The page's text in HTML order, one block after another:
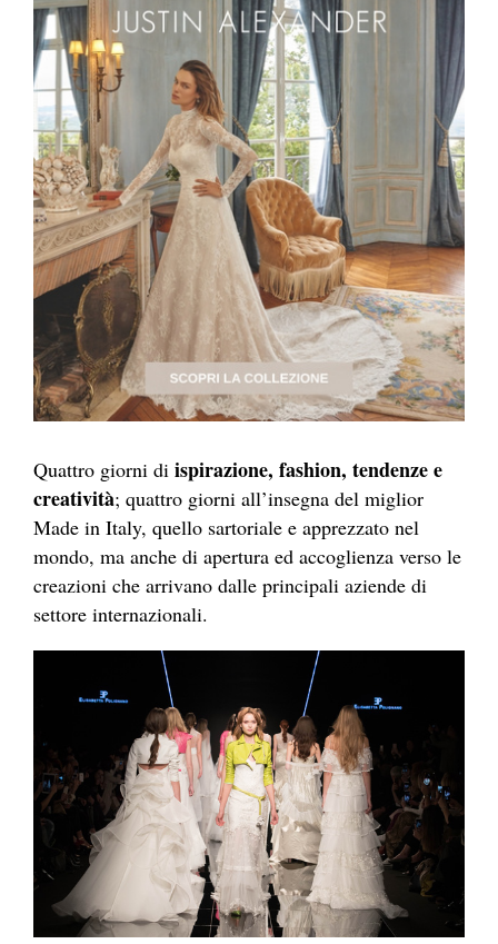
Quattro giorni di ispirazione, fashion, tendenze e
creatività; quattro giorni all’insegna del miglior
Made in Italy, quello sartoriale e apprezzato nel
mondo, ma anche di apertura ed accoglienza verso le
creazioni che arrivano dalle principali aziende di
settore internazionali.